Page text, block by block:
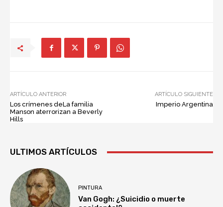
ARTÍCULO ANTERIOR
Los crímenes deLa familia
Manson aterrorizan a Beverly
Hills
ARTÍCULO SIGUIENTE
Imperio Argentina
ULTIMOS ARTÍCULOS
PINTURA
Van Gogh: ¿Suicidio o muerte